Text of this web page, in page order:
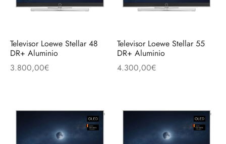
Televisor Loewe Stellar 48
DR+ Aluminio
3.800,00€
Televisor Loewe Stellar 55
DR+ Aluminio
4.300,00€
Equipos de Sonido